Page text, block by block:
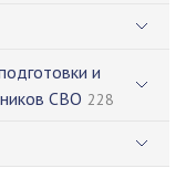
и
СВО 228